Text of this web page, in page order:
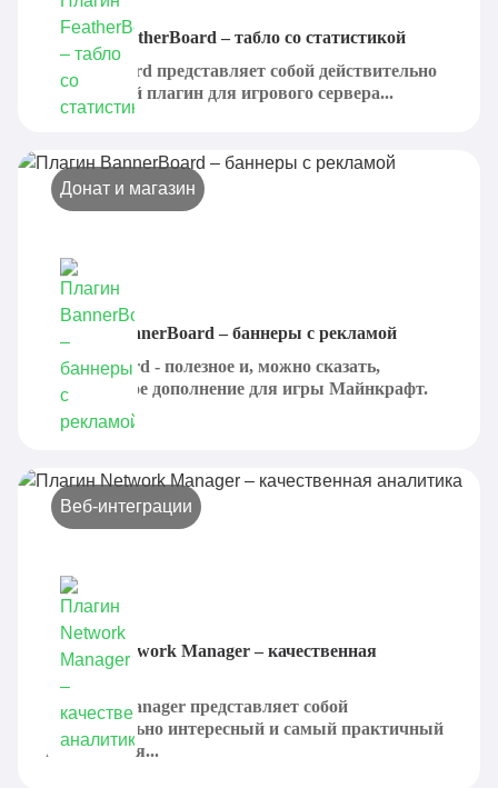
Плагин FeatherBoard – табло со статистикой
FeatherBoard представляет собой действительно
интересный плагин для игрового сервера...
Донат и магазин
Плагин BannerBoard – баннеры с рекламой
BannerBoard - полезное и, можно сказать,
незаменимое дополнение для игры Майнкрафт.
Веб-интеграции
Плагин Network Manager – качественная
аналитика
Network Manager представляет собой
действительно интересный и самый практичный
вариант для...